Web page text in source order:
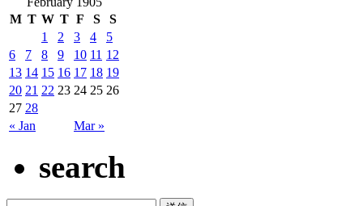
M T W T F S S
« Jan Mar »
1 2 3 4
5
6
7 8 9 10 11 12
13 14 15 16 17 18 19
20 21 22 23 24 25 26
27 28
search